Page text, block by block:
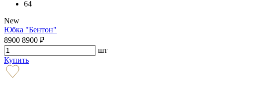
64
New
Юбка "Бентон"
8900 8900 ₽
шт
Купить